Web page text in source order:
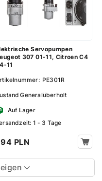
Servopumpen
307 01-11, Citroen C4
11
PE301R
Generalüberholt
Auf Lager
1 - 3 Tage
PLN